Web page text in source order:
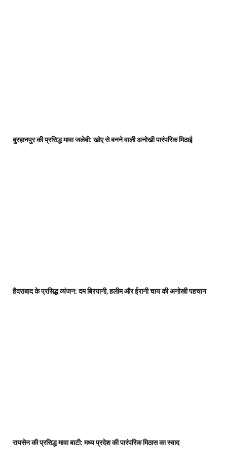
बुरहानपुर की प्रसिद्ध मावा जलेबी: खोए से बनने वाली अनोखी पारंपरिक मिठाई
हैदराबाद के प्रसिद्ध व्यंजन: दम बिरयानी, हलीम और ईरानी चाय की अनोखी पहचान
रायसेन की प्रसिद्ध मावा बाटी: मध्य प्रदेश की पारंपरिक मिठास का स्वाद